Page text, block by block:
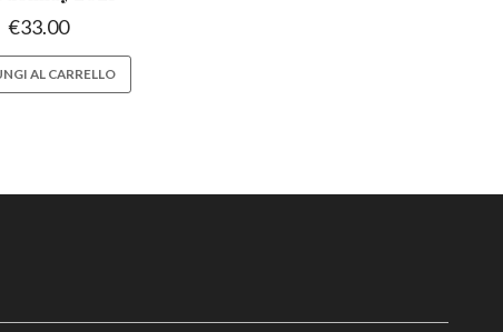
€33.00
AL CARRELLO